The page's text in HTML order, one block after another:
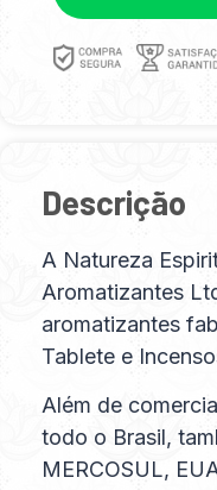
Descrição
A Natureza
Aromatizantes
aromatizantes
Tablete e
Além de
todo o Brasil,
MERCOSUL,